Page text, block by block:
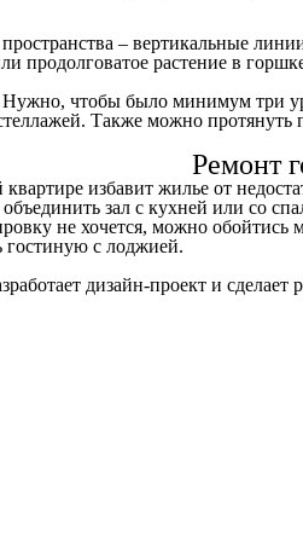
– вертикальные
продолговатое растение в
чтобы было минимум три
Также можно протянуть
Ремонт
избавит жилье от
зал с кухней или со
не хочется, можно
гостиную с лоджией.
дизайн-проект и